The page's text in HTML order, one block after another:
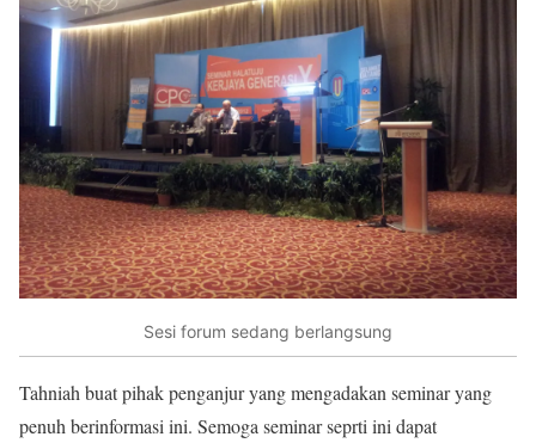
Sesi forum sedang berlangsung
Tahniah buat pihak penganjur yang mengadakan seminar yang
penuh berinformasi ini. Semoga seminar seprti ini dapat